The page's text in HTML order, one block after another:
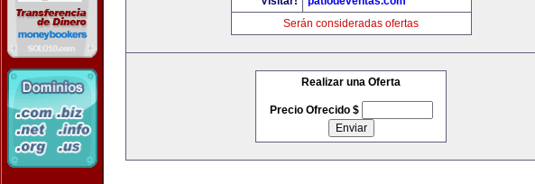
Serán consideradas ofertas
Realizar una Oferta
Precio Ofrecido $